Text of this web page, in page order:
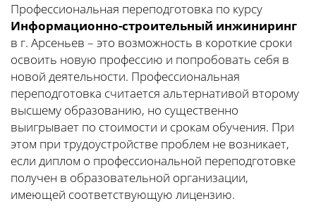
Профессиональная переподготовка по курсу
Информационно-строительный инжиниринг
в г. Арсеньев – это возможность в короткие сроки
освоить новую профессию и попробовать себя в
новой деятельности. Профессиональная
переподготовка считается альтернативой второму
высшему образованию, но существенно
выигрывает по стоимости и срокам обучения. При
этом при трудоустройстве проблем не возникает,
если диплом о профессиональной переподготовке
получен в образовательной организации,
имеющей соответствующую лицензию.